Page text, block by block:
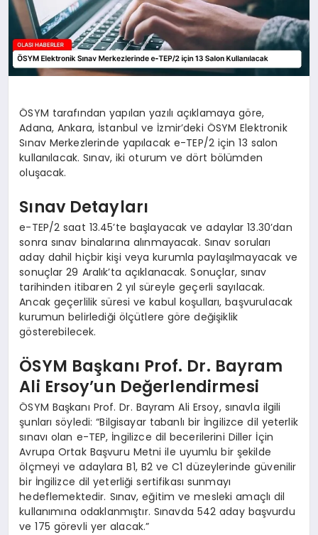
ÖSYM tarafından yapılan yazılı açıklamaya göre,
Adana, Ankara, İstanbul ve İzmir’deki ÖSYM Elektronik
Sınav Merkezlerinde yapılacak e-TEP/2 için 13 salon
kullanılacak. Sınav, iki oturum ve dört bölümden
oluşacak.
Sınav Detayları
e-TEP/2 saat 13.45’te başlayacak ve adaylar 13.30’dan
sonra sınav binalarına alınmayacak. Sınav soruları
aday dahil hiçbir kişi veya kurumla paylaşılmayacak ve
sonuçlar 29 Aralık’ta açıklanacak. Sonuçlar, sınav
tarihinden itibaren 2 yıl süreyle geçerli sayılacak.
Ancak geçerlilik süresi ve kabul koşulları, başvurulacak
kurumun belirlediği ölçütlere göre değişiklik
gösterebilecek.
ÖSYM Başkanı Prof. Dr. Bayram
Ali Ersoy’un Değerlendirmesi
ÖSYM Başkanı Prof. Dr. Bayram Ali Ersoy, sınavla ilgili
şunları söyledi: “Bilgisayar tabanlı bir İngilizce dil yeterlik
sınavı olan e-TEP, İngilizce dil becerilerini Diller İçin
Avrupa Ortak Başvuru Metni ile uyumlu bir şekilde
ölçmeyi ve adaylara B1, B2 ve C1 düzeylerinde güvenilir
bir İngilizce dil yeterliği sertifikası sunmayı
hedeflemektedir. Sınav, eğitim ve mesleki amaçlı dil
kullanımına odaklanmıştır. Sınavda 542 aday başvurdu
ve 175 görevli yer alacak.”